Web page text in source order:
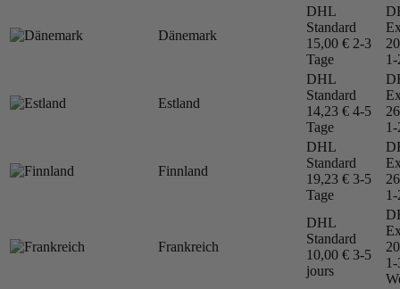
Dänemark
DHL
Standard
15,00 € 2-3
Tage
1-
Estland
DHL
Standard
14,23 € 4-5
Tage
1-
Finnland
DHL
Standard
19,23 € 3-5
Tage
1-
Frankreich
DHL
Standard
10,00 € 3-5
jours
1-